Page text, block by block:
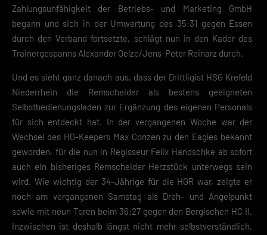
Zahlungsunfähigkeit der Betriebs- und Marketing GmbH
begann und sich in der Umwertung des 35:31 gegen Essen
durch den Verband fortsetzte, schlägt nun in den Kader des
Trainergespanns Alexander Oelze/Jens-Peter Reinarz durch.
Und es sieht ganz danach aus, dass der Drittligist HSG Krefeld
Niederrhein die Remscheider als bestens geeigneten
Selbstbedienungsladen zur Ergänzung des eigenen Personals
für sich entdeckt hat. In der vergangenen Woche war der
Wechsel des HG-Keepers Max Conzen zu den Eagles bekannt
geworden, für die nun in Regisseur Felix Handschke ab sofort
auch ein bisheriges Remscheider Herzstück unterwegs sein
wird. Wie wichtig der 34-Jährige für die HGR war, zeigte er
noch am vergangenen Samstag als Dreh- und Angelpunkt
sowie mit neun Toren beim 36:27 gegen den Bergischen HC II.
Inzwischen ist deshalb längst nicht mehr selbstverständlich,
Essenzielle Cookies ermöglichen grundlegende Funktionen und sind für die
einwandfreie Funktion der Website erforderlich.
Datenschutzerklärung